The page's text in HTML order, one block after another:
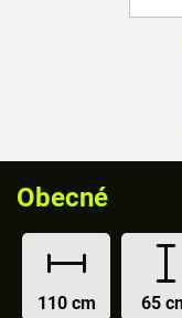
Obecné
110 cm 65